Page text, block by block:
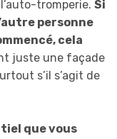
tromperie. Si
personne
cela
juste une façade
s’il s’agit de
que vous